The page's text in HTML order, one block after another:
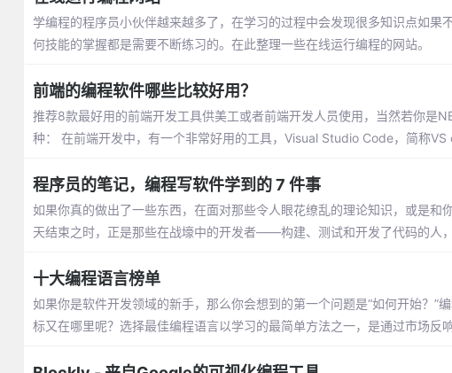
学编程的程序员小伙伴越来越多了，在学习的过程中会发现很多知识点如
何技能的掌握都是需要不断练习的。在此整理一些在线运行编程的网站。
前端的编程软件哪些比较好用？
推荐8款最好用的前端开发工具供美工或者前端开发人员使用，当然若你是
种： 在前端开发中，有一个非常好用的工具，Visual Studio Code，简称VS
程序员的笔记，编程写软件学到的 7 件事
如果你真的做出了一些东西，在面对那些令人眼花缭乱的理论知识，或是和
天结束之时，正是那些在战壕中的开发者——构建、测试和开发了代码的人，
十大编程语言榜单
如果你是软件开发领域的新手，那么你会想到的第一个问题是“如何开始？
标又在哪里呢？选择最佳编程语言以学习的最简单方法之一，是通过市场反